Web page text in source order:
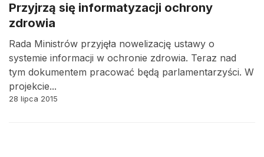
Przyjrzą się informatyzacji ochrony
zdrowia
Rada Ministrów przyjęła nowelizację ustawy o
systemie informacji w ochronie zdrowia. Teraz nad
tym dokumentem pracować będą parlamentarzyści. W
projekcie...
28 lipca 2015